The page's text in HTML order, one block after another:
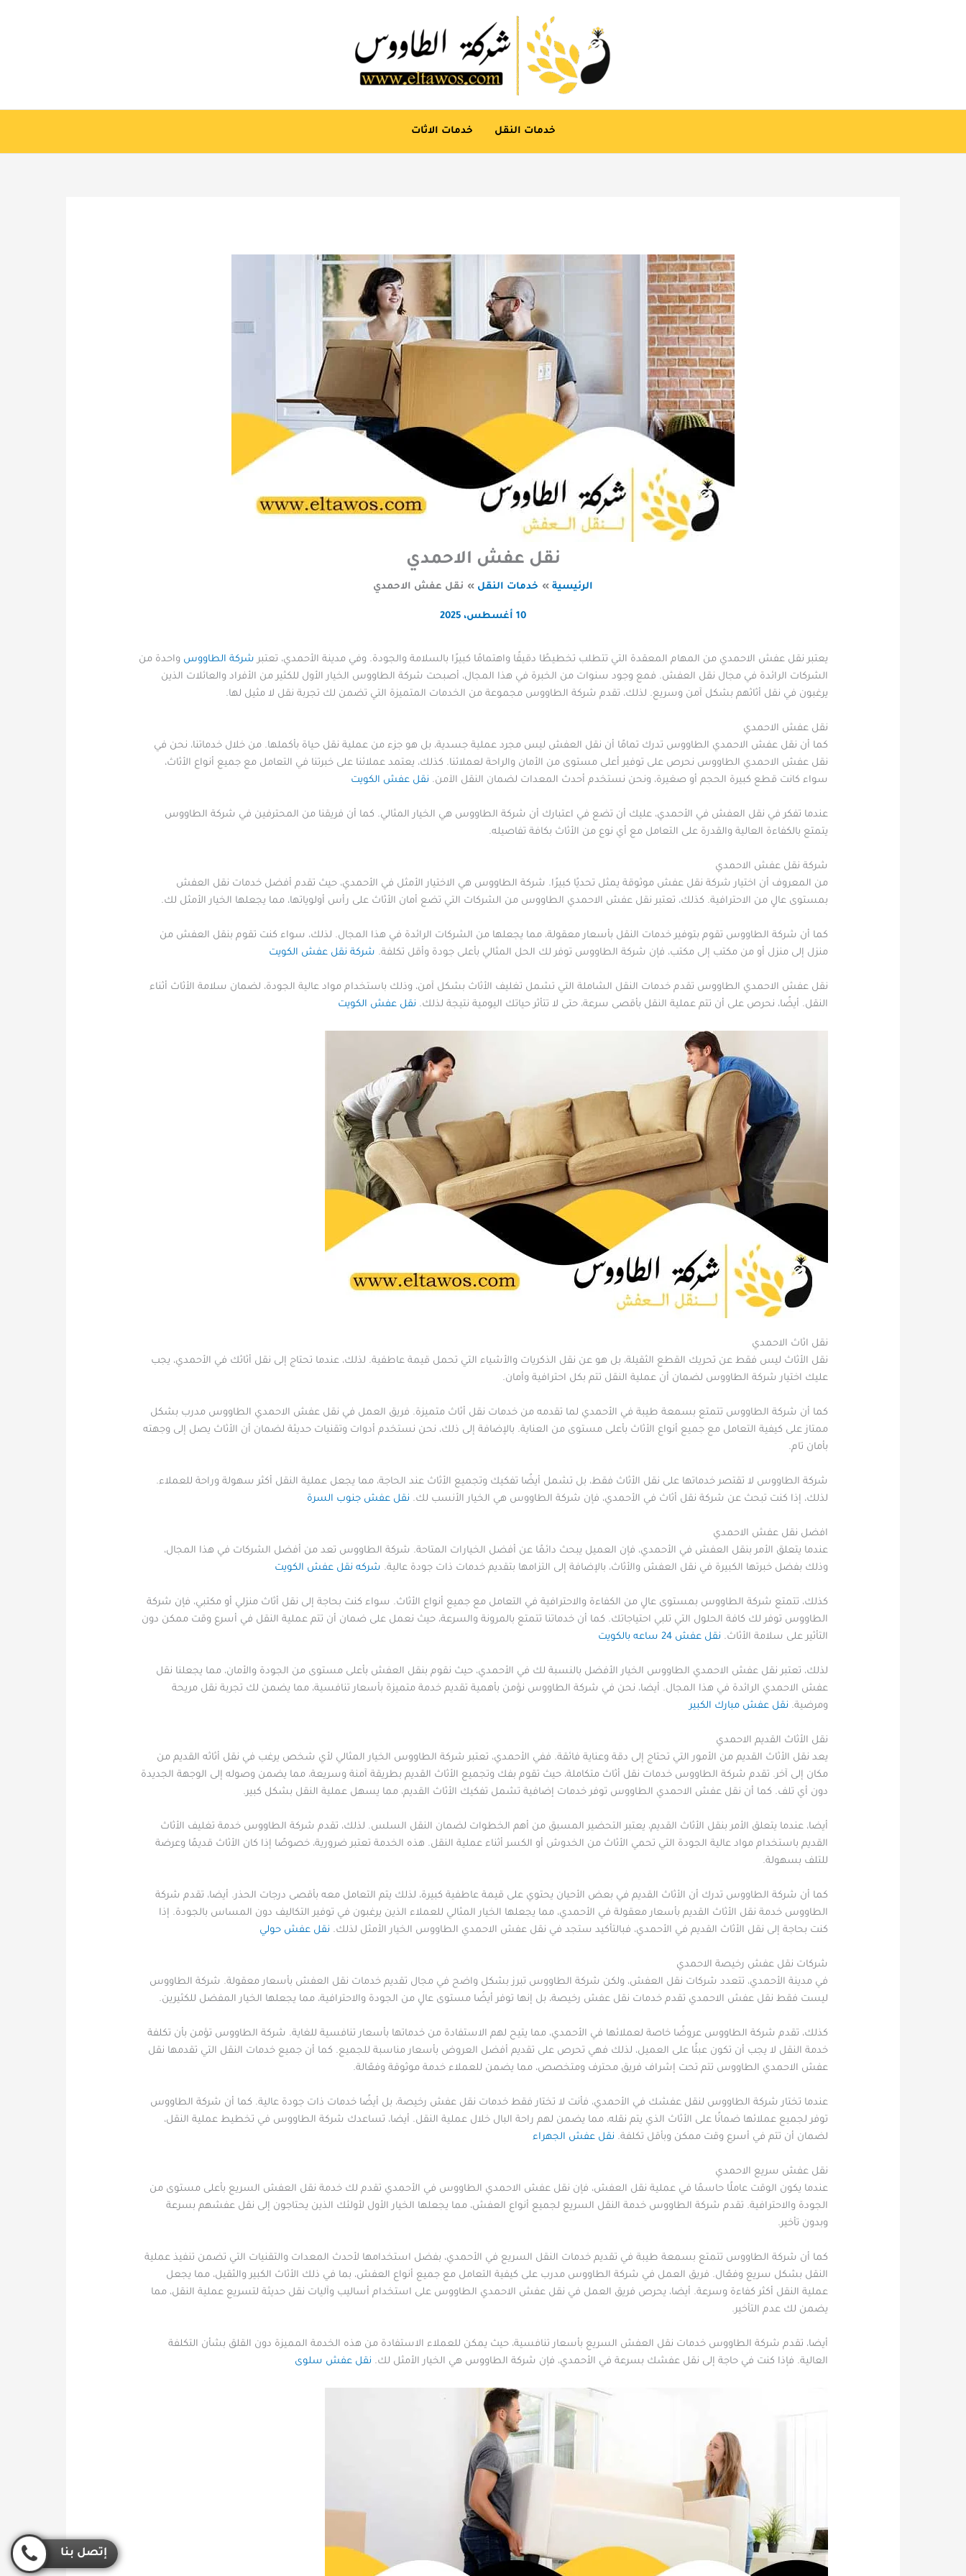
خدمات النقل خدمات الاثات
نقل عفش الاحمدي
الرئيسية خدمات النقل نقل عفش الاحمدي
10 أغسطس، 2025
يعتبر نقل عفش الاحمدي من المهام المعقدة التي تتطلب تخطيطًا دقيقًا واهتمامًا كبيرًا بالسلامة والجودة. وفي مدينة الأحمدي، تعتبر شركة الطاووس واحدة من
الشركات الرائدة في مجال نقل العفش. فمع وجود سنوات من الخبرة في هذا المجال، أصبحت شركة الطاووس الخيار الأول للكثير من الأفراد والعائلات الذين
يرغبون في نقل أثاثهم بشكل آمن وسريع. لذلك، تقدم شركة الطاووس مجموعة من الخدمات المتميزة التي تضمن لك تجربة نقل لا مثيل لها.
نقل عفش الاحمدي
كما أن نقل عفش الاحمدي الطاووس تدرك تمامًا أن نقل العفش ليس مجرد عملية جسدية، بل هو جزء من عملية نقل حياة بأكملها. من خلال خدماتنا، نحن في
نقل عفش الاحمدي الطاووس نحرص على توفير أعلى مستوى من الأمان والراحة لعملائنا. كذلك، يعتمد عملائنا على خبرتنا في التعامل مع جميع أنواع الأثاث،
سواء كانت قطع كبيرة الحجم أو صغيرة، ونحن نستخدم أحدث المعدات لضمان النقل الآمن. نقل عفش الكويت
عندما تفكر في نقل العفش في الأحمدي، عليك أن تضع في اعتبارك أن شركة الطاووس هي الخيار المثالي. كما أن فريقنا من المحترفين في شركة الطاووس
يتمتع بالكفاءة العالية والقدرة على التعامل مع أي نوع من الأثاث بكافة تفاصيله.
شركة نقل عفش الاحمدي
من المعروف أن اختيار شركة نقل عفش موثوقة يمثل تحديًا كبيرًا. شركة الطاووس هي الاختيار الأمثل في الأحمدي، حيث تقدم أفضل خدمات نقل العفش
بمستوى عالٍ من الاحترافية. كذلك، تعتبر نقل عفش الاحمدي الطاووس من الشركات التي تضع أمان الأثاث على رأس أولوياتها، مما يجعلها الخيار الأمثل لك.
كما أن شركة الطاووس تقوم بتوفير خدمات النقل بأسعار معقولة، مما يجعلها من الشركات الرائدة في هذا المجال. لذلك، سواء كنت تقوم بنقل العفش من
منزل إلى منزل أو من مكتب إلى مكتب، فإن شركة الطاووس توفر لك الحل المثالي بأعلى جودة وأقل تكلفة. شركة نقل عفش الكويت
نقل عفش الاحمدي الطاووس تقدم خدمات النقل الشاملة التي تشمل تغليف الأثاث بشكل آمن، وذلك باستخدام مواد عالية الجودة، لضمان سلامة الأثاث أثناء
النقل. أيضًا، نحرص على أن تتم عملية النقل بأقصى سرعة، حتى لا تتأثر حياتك اليومية نتيجة لذلك. نقل عفش الكويت
نقل اثاث الاحمدي
نقل الأثاث ليس فقط عن تحريك القطع الثقيلة، بل هو عن نقل الذكريات والأشياء التي تحمل قيمة عاطفية. لذلك، عندما تحتاج إلى نقل أثاثك في الأحمدي، يجب
عليك اختيار شركة الطاووس لضمان أن عملية النقل تتم بكل احترافية وأمان.
كما أن شركة الطاووس تتمتع بسمعة طيبة في الأحمدي لما تقدمه من خدمات نقل أثاث متميزة. فريق العمل في نقل عفش الاحمدي الطاووس مدرب بشكل
ممتاز على كيفية التعامل مع جميع أنواع الأثاث بأعلى مستوى من العناية. بالإضافة إلى ذلك، نحن نستخدم أدوات وتقنيات حديثة لضمان أن الأثاث يصل إلى وجهته
بأمان تام.
شركة الطاووس لا تقتصر خدماتها على نقل الأثاث فقط، بل تشمل أيضًا تفكيك وتجميع الأثاث عند الحاجة، مما يجعل عملية النقل أكثر سهولة وراحة للعملاء.
لذلك، إذا كنت تبحث عن شركة نقل أثاث في الأحمدي، فإن شركة الطاووس هي الخيار الأنسب لك. نقل عفش جنوب السرة
افضل نقل عفش الاحمدي
عندما يتعلق الأمر بنقل العفش في الأحمدي، فإن العميل يبحث دائمًا عن أفضل الخيارات المتاحة. شركة الطاووس تعد من أفضل الشركات في هذا المجال،
وذلك بفضل خبرتها الكبيرة في نقل العفش والأثاث، بالإضافة إلى التزامها بتقديم خدمات ذات جودة عالية. شركه نقل عفش الكويت
كذلك، تتمتع شركة الطاووس بمستوى عالٍ من الكفاءة والاحترافية في التعامل مع جميع أنواع الأثاث. سواء كنت بحاجة إلى نقل أثاث منزلي أو مكتبي، فإن شركة
الطاووس توفر لك كافة الحلول التي تلبي احتياجاتك. كما أن خدماتنا تتمتع بالمرونة والسرعة، حيث نعمل على ضمان أن تتم عملية النقل في أسرع وقت ممكن دون
التأثير على سلامة الأثاث. نقل عفش 24 ساعه بالكويت
لذلك، تعتبر نقل عفش الاحمدي الطاووس الخيار الأفضل بالنسبة لك في الأحمدي، حيث نقوم بنقل العفش بأعلى مستوى من الجودة والأمان، مما يجعلنا نقل
عفش الاحمدي الرائدة في هذا المجال. أيضا، نحن في شركة الطاووس نؤمن بأهمية تقديم خدمة متميزة بأسعار تنافسية، مما يضمن لك تجربة نقل مريحة
ومرضية. نقل عفش مبارك الكبير
نقل الأثاث القديم الاحمدي
يعد نقل الأثاث القديم من الأمور التي تحتاج إلى دقة وعناية فائقة. ففي الأحمدي، تعتبر شركة الطاووس الخيار المثالي لأي شخص يرغب في نقل أثاثه القديم من
مكان إلى آخر. تقدم شركة الطاووس خدمات نقل أثاث متكاملة، حيث تقوم بفك وتجميع الأثاث القديم بطريقة آمنة وسريعة، مما يضمن وصوله إلى الوجهة الجديدة
دون أي تلف. كما أن نقل عفش الاحمدي الطاووس توفر خدمات إضافية تشمل تفكيك الأثاث القديم، مما يسهل عملية النقل بشكل كبير.
أيضا، عندما يتعلق الأمر بنقل الأثاث القديم، يعتبر التحضير المسبق من أهم الخطوات لضمان النقل السلس. لذلك، تقدم شركة الطاووس خدمة تغليف الأثاث
القديم باستخدام مواد عالية الجودة التي تحمي الأثاث من الخدوش أو الكسر أثناء عملية النقل. هذه الخدمة تعتبر ضرورية، خصوصًا إذا كان الأثاث قديمًا وعرضة
للتلف بسهولة.
كما أن شركة الطاووس تدرك أن الأثاث القديم في بعض الأحيان يحتوي على قيمة عاطفية كبيرة، لذلك يتم التعامل معه بأقصى درجات الحذر. أيضا، تقدم شركة
الطاووس خدمة نقل الأثاث القديم بأسعار معقولة في الأحمدي، مما يجعلها الخيار المثالي للعملاء الذين يرغبون في توفير التكاليف دون المساس بالجودة. إذا
كنت بحاجة إلى نقل الأثاث القديم في الأحمدي، فبالتأكيد ستجد في نقل عفش الاحمدي الطاووس الخيار الأمثل لذلك. نقل عفش حولي
شركات نقل عفش رخيصة الاحمدي
في مدينة الأحمدي، تتعدد شركات نقل العفش، ولكن شركة الطاووس تبرز بشكل واضح في مجال تقديم خدمات نقل العفش بأسعار معقولة. شركة الطاووس
ليست فقط نقل عفش الاحمدي تقدم خدمات نقل عفش رخيصة، بل إنها توفر أيضًا مستوى عالٍ من الجودة والاحترافية، مما يجعلها الخيار المفضل للكثيرين.
كذلك، تقدم شركة الطاووس عروضًا خاصة لعملائها في الأحمدي، مما يتيح لهم الاستفادة من خدماتها بأسعار تنافسية للغاية. شركة الطاووس تؤمن بأن تكلفة
خدمة النقل لا يجب أن تكون عبئًا على العميل، لذلك فهي تحرص على تقديم أفضل العروض بأسعار مناسبة للجميع. كما أن جميع خدمات النقل التي تقدمها نقل
عفش الاحمدي الطاووس تتم تحت إشراف فريق محترف ومتخصص، مما يضمن للعملاء خدمة موثوقة وفعّالة.
عندما تختار شركة الطاووس لنقل عفشك في الأحمدي، فأنت لا تختار فقط خدمات نقل عفش رخيصة، بل أيضًا خدمات ذات جودة عالية. كما أن شركة الطاووس
توفر لجميع عملائها ضمانًا على الأثاث الذي يتم نقله، مما يضمن لهم راحة البال خلال عملية النقل. أيضا، تساعدك شركة الطاووس في تخطيط عملية النقل،
لضمان أن تتم في أسرع وقت ممكن وبأقل تكلفة. نقل عفش الجهراء
نقل عفش سريع الاحمدي
عندما يكون الوقت عاملًا حاسمًا في عملية نقل العفش، فإن نقل عفش الاحمدي الطاووس في الأحمدي تقدم لك خدمة نقل العفش السريع بأعلى مستوى من
الجودة والاحترافية. تقدم شركة الطاووس خدمة النقل السريع لجميع أنواع العفش، مما يجعلها الخيار الأول لأولئك الذين يحتاجون إلى نقل عفشهم بسرعة
وبدون تأخير.
كما أن شركة الطاووس تتمتع بسمعة طيبة في تقديم خدمات النقل السريع في الأحمدي، بفضل استخدامها لأحدث المعدات والتقنيات التي تضمن تنفيذ عملية
النقل بشكل سريع وفعّال. فريق العمل في شركة الطاووس مدرب على كيفية التعامل مع جميع أنواع العفش، بما في ذلك الأثاث الكبير والثقيل، مما يجعل
عملية النقل أكثر كفاءة وسرعة. أيضا، يحرص فريق العمل في نقل عفش الاحمدي الطاووس على استخدام أساليب وآليات نقل حديثة لتسريع عملية النقل، مما
يضمن لك عدم التأخير.
أيضا، تقدم شركة الطاووس خدمات نقل العفش السريع بأسعار تنافسية، حيث يمكن للعملاء الاستفادة من هذه الخدمة المميزة دون القلق بشأن التكلفة
العالية. فإذا كنت في حاجة إلى نقل عفشك بسرعة في الأحمدي، فإن شركة الطاووس هي الخيار الأمثل لك. نقل عفش سلوى
إتصل بنا